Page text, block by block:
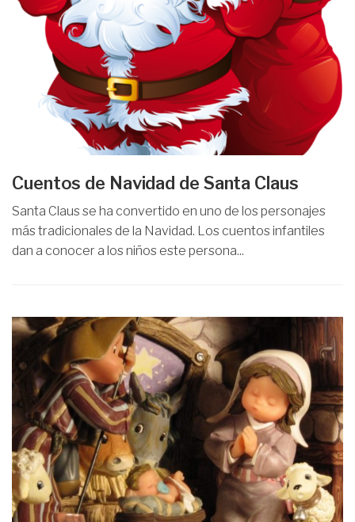
Cuentos de Navidad de Santa Claus
Santa Claus se ha convertido en uno de los personajes
más tradicionales de la Navidad. Los cuentos infantiles
dan a conocer a los niños este persona...